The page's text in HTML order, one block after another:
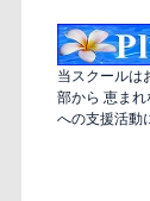
当スクールは
部から 恵ま
への支援活動